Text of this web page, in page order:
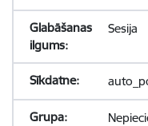
Sesija